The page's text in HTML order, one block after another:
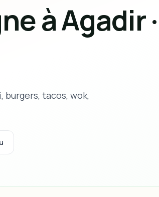
à Agadir ·
burgers, tacos, wok,